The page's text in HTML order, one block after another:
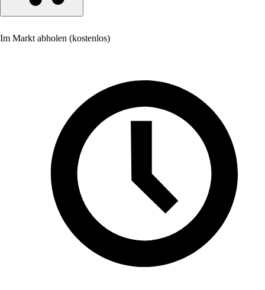
Im Markt abholen (kostenlos)